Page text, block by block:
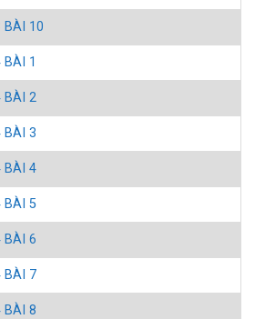
BÀI 10
BÀI 1
BÀI 2
BÀI 3
BÀI 4
BÀI 5
BÀI 6
BÀI 7
BÀI 8